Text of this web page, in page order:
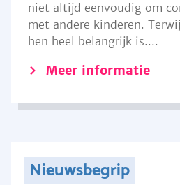
niet altijd eenvoudig om
met andere kinderen.
hen heel belangrijk is....
Meer informatie
Nieuwsbegrip